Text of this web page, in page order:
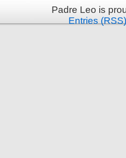
Padre Leo is
Entries (RSS)